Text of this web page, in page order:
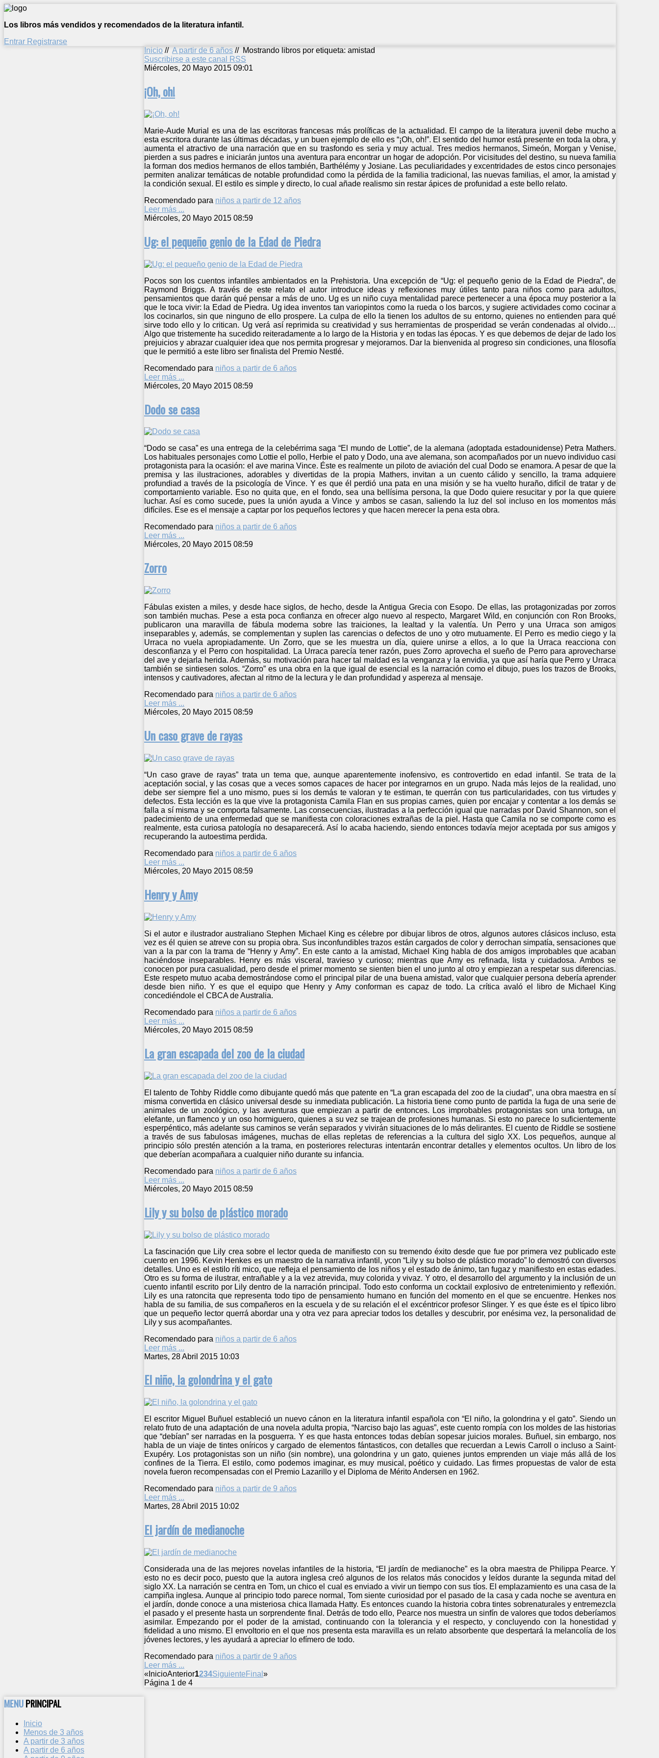
Los libros más vendidos y recomendados de la literatura infantil.
Entrar Registrarse
Inicio // A partir de 6 años // Mostrando libros por etiqueta: amistad
Suscribirse a este canal RSS
Miércoles, 20 Mayo 2015 09:01
¡Oh, oh!
Marie-Aude Murial es una de las escritoras francesas más prolíficas de la actualidad. El campo de la literatura juvenil debe mucho a
esta escritora durante las últimas décadas, y un buen ejemplo de ello es “¡Oh, oh!”. El sentido del humor está presente en toda la obra, y
aumenta el atractivo de una narración que en su trasfondo es seria y muy actual. Tres medios hermanos, Simeón, Morgan y Venise,
pierden a sus padres e iniciarán juntos una aventura para encontrar un hogar de adopción. Por vicisitudes del destino, su nueva familia
la forman dos medios hermanos de ellos también, Barthélémy y Josiane. Las peculiaridades y excentridades de estos cinco personajes
permiten analizar temáticas de notable profundidad como la pérdida de la familia tradicional, las nuevas familias, el amor, la amistad y
la condición sexual. El estilo es simple y directo, lo cual añade realismo sin restar ápices de profunidad a este bello relato.
Recomendado para niños a partir de 12 años
Leer más ...
Miércoles, 20 Mayo 2015 08:59
Ug: el pequeño genio de la Edad de Piedra
Pocos son los cuentos infantiles ambientados en la Prehistoria. Una excepción de “Ug: el pequeño genio de la Edad de Piedra”, de
Raymond Briggs. A través de este relato el autor introduce ideas y reflexiones muy útiles tanto para niños como para adultos,
pensamientos que darán qué pensar a más de uno. Ug es un niño cuya mentalidad parece pertenecer a una época muy posterior a la
que le toca vivir: la Edad de Piedra. Ug idea inventos tan variopintos como la rueda o los barcos, y sugiere actividades como cocinar a
los cocinarlos, sin que ninguno de ello prospere. La culpa de ello la tienen los adultos de su entorno, quienes no entienden para qué
sirve todo ello y lo critican. Ug verá así reprimida su creatividad y sus herramientas de prosperidad se verán condenadas al olvido…
Algo que tristemente ha sucedido reiteradamente a lo largo de la Historia y en todas las épocas. Y es que debemos de dejar de lado los
prejuicios y abrazar cualquier idea que nos permita progresar y mejorarnos. Dar la bienvenida al progreso sin condiciones, una filosofía
que le permitió a este libro ser finalista del Premio Nestlé.
Recomendado para niños a partir de 6 años
Leer más ...
Miércoles, 20 Mayo 2015 08:59
Dodo se casa
“Dodo se casa” es una entrega de la celebérrima saga “El mundo de Lottie”, de la alemana (adoptada estadounidense) Petra Mathers.
Los habituales personajes como Lottie el pollo, Herbie el pato y Dodo, una ave alemana, son acompañados por un nuevo individuo casi
protagonista para la ocasión: el ave marina Vince. Éste es realmente un piloto de aviación del cual Dodo se enamora. A pesar de que la
premisa y las ilustraciones, adorables y divertidas de la propia Mathers, invitan a un cuento cálido y sencillo, la trama adquiere
profundiad a través de la psicología de Vince. Y es que él perdió una pata en una misión y se ha vuelto huraño, difícil de tratar y de
comportamiento variable. Eso no quita que, en el fondo, sea una bellísima persona, la que Dodo quiere resucitar y por la que quiere
luchar. Así es como sucede, pues la unión ayuda a Vince y ambos se casan, saliendo la luz del sol incluso en los momentos más
difíciles. Ese es el mensaje a captar por los pequeños lectores y que hacen merecer la pena esta obra.
Recomendado para niños a partir de 6 años
Leer más ...
Miércoles, 20 Mayo 2015 08:59
Zorro
Fábulas existen a miles, y desde hace siglos, de hecho, desde la Antigua Grecia con Esopo. De ellas, las protagonizadas por zorros
son también muchas. Pese a esta poca confianza en ofrecer algo nuevo al respecto, Margaret Wild, en conjunción con Ron Brooks,
publicaron una maravilla de fábula moderna sobre las traiciones, la lealtad y la valentía. Un Perro y una Urraca son amigos
inseparables y, además, se complementan y suplen las carencias o defectos de uno y otro mutuamente. El Perro es medio ciego y la
Urraca no vuela apropiadamente. Un Zorro, que se les muestra un día, quiere unirse a ellos, a lo que la Urraca reacciona con
desconfianza y el Perro con hospitalidad. La Urraca parecía tener razón, pues Zorro aprovecha el sueño de Perro para aprovecharse
del ave y dejarla herida. Además, su motivación para hacer tal maldad es la venganza y la envidia, ya que así haría que Perro y Urraca
también se sintiesen solos. “Zorro” es una obra en la que igual de esencial es la narración como el dibujo, pues los trazos de Brooks,
intensos y cautivadores, afectan al ritmo de la lectura y le dan profundidad y aspereza al mensaje.
Recomendado para niños a partir de 6 años
Leer más ...
Miércoles, 20 Mayo 2015 08:59
Un caso grave de rayas
“Un caso grave de rayas” trata un tema que, aunque aparentemente inofensivo, es controvertido en edad infantil. Se trata de la
aceptación social, y las cosas que a veces somos capaces de hacer por integrarnos en un grupo. Nada más lejos de la realidad, uno
debe ser siempre fiel a uno mismo, pues si los demás te valoran y te estiman, te querrán con tus particularidades, con tus virtudes y
defectos. Esta lección es la que vive la protagonista Camila Flan en sus propias carnes, quien por encajar y contentar a los demás se
falla a sí misma y se comporta falsamente. Las consecuencias, ilustradas a la perfección igual que narradas por David Shannon, son el
padecimiento de una enfermedad que se manifiesta con coloraciones extrañas de la piel. Hasta que Camila no se comporte como es
realmente, esta curiosa patología no desaparecerá. Así lo acaba haciendo, siendo entonces todavía mejor aceptada por sus amigos y
recuperando la autoestima perdida.
Recomendado para niños a partir de 6 años
Leer más ...
Miércoles, 20 Mayo 2015 08:59
Henry y Amy
Si el autor e ilustrador australiano Stephen Michael King es célebre por dibujar libros de otros, algunos autores clásicos incluso, esta
vez es él quien se atreve con su propia obra. Sus inconfundibles trazos están cargados de color y derrochan simpatía, sensaciones que
van a la par con la trama de “Henry y Amy”. En este canto a la amistad, Michael King habla de dos amigos improbables que acaban
haciéndose inseparables. Henry es más visceral, travieso y curioso; mientras que Amy es refinada, lista y cuidadosa. Ambos se
conocen por pura casualidad, pero desde el primer momento se sienten bien el uno junto al otro y empiezan a respetar sus diferencias.
Este respeto mutuo acaba demostrándose como el principal pilar de una buena amistad, valor que cualquier persona debería aprender
desde bien niño. Y es que el equipo que Henry y Amy conforman es capaz de todo. La crítica avaló el libro de Michael King
concediéndole el CBCA de Australia.
Recomendado para niños a partir de 6 años
Leer más ...
Miércoles, 20 Mayo 2015 08:59
La gran escapada del zoo de la ciudad
El talento de Tohby Riddle como dibujante quedó más que patente en “La gran escapada del zoo de la ciudad”, una obra maestra en sí
misma convertida en clásico universal desde su inmediata publicación. La historia tiene como punto de partida la fuga de una serie de
animales de un zoológico, y las aventuras que empiezan a partir de entonces. Los improbables protagonistas son una tortuga, un
elefante, un flamenco y un oso hormiguero, quienes a su vez se trajean de profesiones humanas. Si esto no parece lo suficientemente
esperpéntico, más adelante sus caminos se verán separados y vivirán situaciones de lo más delirantes. El cuento de Riddle se sostiene
a través de sus fabulosas imágenes, muchas de ellas repletas de referencias a la cultura del siglo XX. Los pequeños, aunque al
principio sólo prestén atención a la trama, en posteriores relecturas intentarán encontrar detalles y elementos ocultos. Un libro de los
que deberían acompañara a cualquier niño durante su infancia.
Recomendado para niños a partir de 6 años
Leer más ...
Miércoles, 20 Mayo 2015 08:59
Lily y su bolso de plástico morado
La fascinación que Lily crea sobre el lector queda de manifiesto con su tremendo éxito desde que fue por primera vez publicado este
cuento en 1996. Kevin Henkes es un maestro de la narrativa infantil, ycon “Lily y su bolso de plástico morado” lo demostró con diversos
detalles. Uno es el estilo ríti mico, que refleja el pensamiento de los niños y el estado de ánimo, tan fugaz y manifiesto en estas edades.
Otro es su forma de ilustrar, entrañable y a la vez atrevida, muy colorida y vivaz. Y otro, el desarrollo del argumento y la inclusión de un
cuento infantil escrito por Lily dentro de la narración principal. Todo esto conforma un cocktail explosivo de entretenimiento y reflexión.
Lily es una ratoncita que representa todo tipo de pensamiento humano en función del momento en el que se encuentre. Henkes nos
habla de su familia, de sus compañeros en la escuela y de su relación el el excéntricor profesor Slinger. Y es que éste es el típico libro
que un pequeño lector querrá abordar una y otra vez para apreciar todos los detalles y descubrir, por enésima vez, la personalidad de
Lily y sus acompañantes.
Recomendado para niños a partir de 6 años
Leer más ...
Martes, 28 Abril 2015 10:03
El niño, la golondrina y el gato
El escritor Miguel Buñuel estableció un nuevo cánon en la literatura infantil española con “El niño, la golondrina y el gato”. Siendo un
relato fruto de una adaptación de una novela adulta propia, “Narciso bajo las aguas”, este cuento rompía con los moldes de las historias
que “debían” ser narradas en la posguerra. Y es que hasta entonces todas debían sopesar juicios morales. Buñuel, sin embargo, nos
habla de un viaje de tintes oníricos y cargado de elementos fántasticos, con detalles que recuerdan a Lewis Carroll o incluso a Saint-
Exupéry. Los protagonistas son un niño (sin nombre), una golondrina y un gato, quienes juntos emprenden un viaje más allá de los
confines de la Tierra. El estilo, como podemos imaginar, es muy musical, poético y cuidado. Las firmes propuestas de valor de esta
novela fueron recompensadas con el Premio Lazarillo y el Diploma de Mérito Andersen en 1962.
Recomendado para niños a partir de 9 años
Leer más ...
Martes, 28 Abril 2015 10:02
El jardín de medianoche
Considerada una de las mejores novelas infantiles de la historia, “El jardín de medianoche” es la obra maestra de Philippa Pearce. Y
esto no es decir poco, puesto que la autora inglesa creó algunos de los relatos más conocidos y leídos durante la segunda mitad del
siglo XX. La narración se centra en Tom, un chico el cual es enviado a vivir un tiempo con sus tíos. El emplazamiento es una casa de la
campiña inglesa. Aunque al principio todo parece normal, Tom siente curiosidad por el pasado de la casa y cada noche se aventura en
el jardín, donde conoce a una misteriosa chica llamada Hatty. Es entonces cuando la historia cobra tintes sobrenaturales y entremezcla
el pasado y el presente hasta un sorprendente final. Detrás de todo ello, Pearce nos muestra un sinfín de valores que todos deberíamos
asimilar. Empezando por el poder de la amistad, continuando con la tolerancia y el respecto, y concluyendo con la honestidad y
fidelidad a uno mismo. El envoltorio en el que nos presenta esta maravilla es un relato absorbente que despertará la melancolía de los
jóvenes lectores, y les ayudará a apreciar lo efímero de todo.
Recomendado para niños a partir de 9 años
Leer más ...
« InicioAnterior1234Siguiente Final »
Página 1 de 4
MENUPRINCIPAL
Inicio
Menos de 3 años
A partir de 3 años
A partir de 6 años